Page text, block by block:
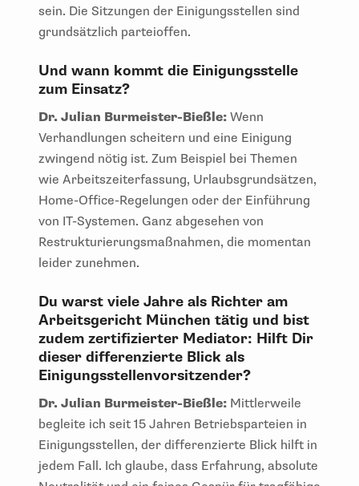
sein. Die Sitzungen der Einigungsstellen sind
grundsätzlich parteioffen.
Und wann kommt die Einigungsstelle
zum Einsatz?
Dr. Julian Burmeister-Bießle: Wenn
Verhandlungen scheitern und eine Einigung
zwingend nötig ist. Zum Beispiel bei Themen
wie Arbeitszeiterfassung, Urlaubsgrundsätzen,
Home-Office-Regelungen oder der Einführung
von IT-Systemen. Ganz abgesehen von
Restrukturierungsmaßnahmen, die momentan
leider zunehmen.
Du warst viele Jahre als Richter am
Arbeitsgericht München tätig und bist
zudem zertifizierter Mediator: Hilft Dir
dieser differenzierte Blick als
Einigungsstellenvorsitzender?
Dr. Julian Burmeister-Bießle: Mittlerweile
begleite ich seit 15 Jahren Betriebsparteien in
Einigungsstellen, der differenzierte Blick hilft in
jedem Fall. Ich glaube, dass Erfahrung, absolute